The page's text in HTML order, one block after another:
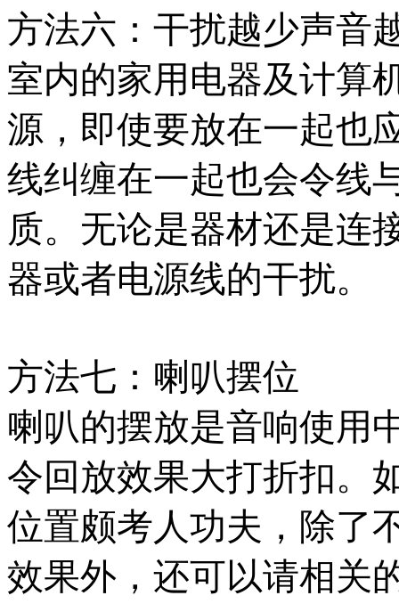
方法六：干扰越少声音
室内的家用电器及计算
源，即使要放在一起也
线纠缠在一起也会令线
质。无论是器材还是连
器或者电源线的干扰。
方法七：喇叭摆位
喇叭的摆放是音响使用
令回放效果大打折扣。
位置颇考人功夫，除了
效果外，还可以请相关